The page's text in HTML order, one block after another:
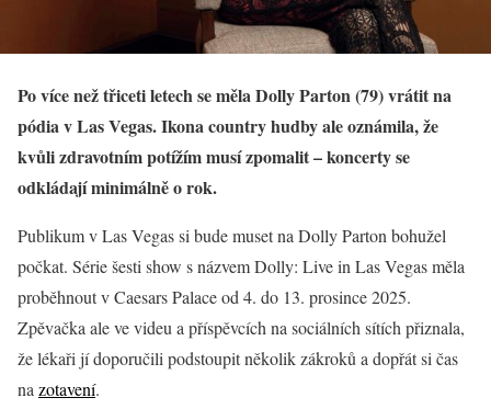
Po více než třiceti letech se měla Dolly Parton (79) vrátit na
pódia v Las Vegas. Ikona country hudby ale oznámila, že
kvůli zdravotním potížím musí zpomalit – koncerty se
odkládají minimálně o rok.
Publikum v Las Vegas si bude muset na Dolly Parton bohužel
počkat. Série šesti show s názvem Dolly: Live in Las Vegas měla
proběhnout v Caesars Palace od 4. do 13. prosince 2025.
Zpěvačka ale ve videu a příspěvcích na sociálních sítích přiznala,
že lékaři jí doporučili podstoupit několik zákroků a dopřát si čas
na zotavení.